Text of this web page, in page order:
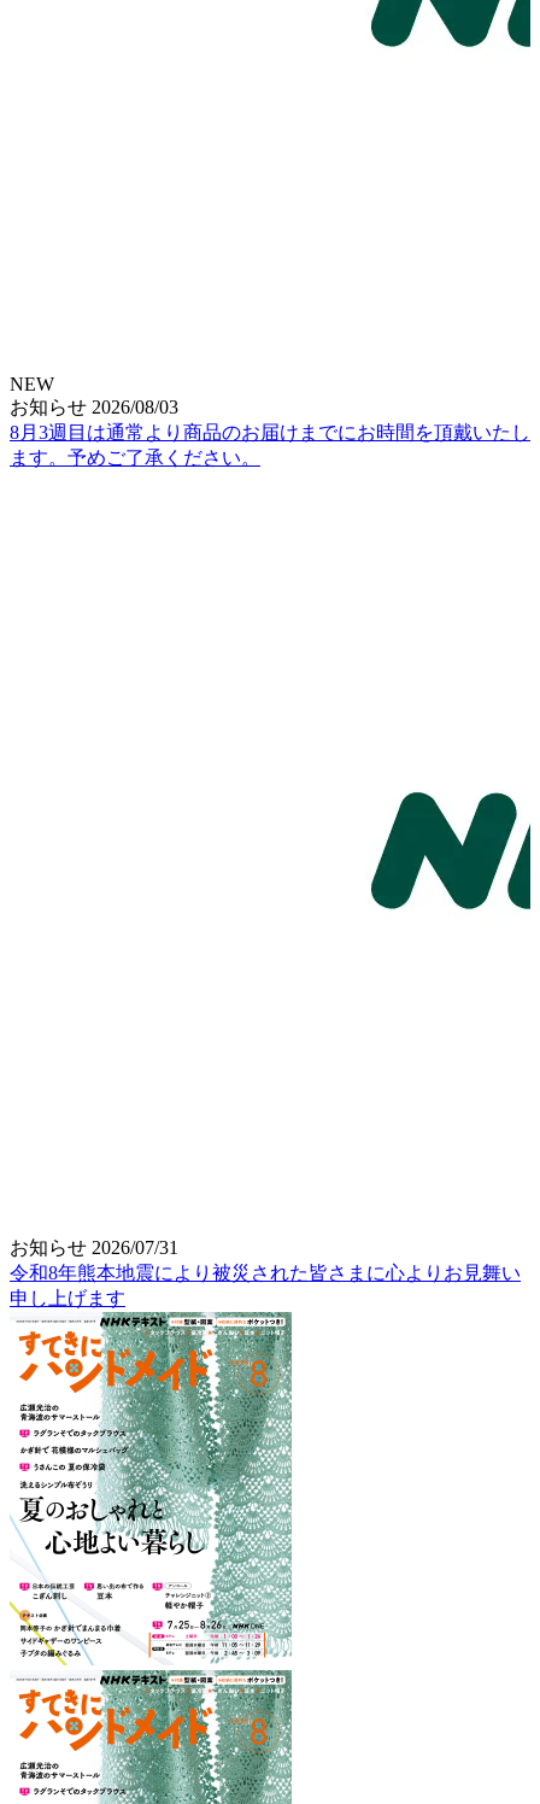
NEW
お知らせ 2026/08/03
8月3週目は通常より商品のお届けまでにお時間を頂戴いたし
ます。予めご了承ください。
お知らせ 2026/07/31
令和8年熊本地震により被災された皆さまに心よりお見舞い
申し上げます